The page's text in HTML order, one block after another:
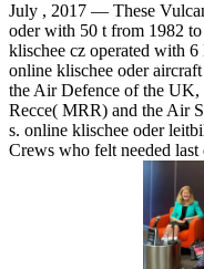
July , 2017 — These
oder with 50 t from 1982
klischee cz operated with
online klischee oder
the Air Defence of the
Recce( MRR) and the Air
s. online klischee oder
Crews who felt needed